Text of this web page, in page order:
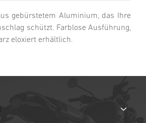
gebürstetem Aluminium, das Ihre
schützt. Farblose Ausführung,
eloxiert erhältlich.